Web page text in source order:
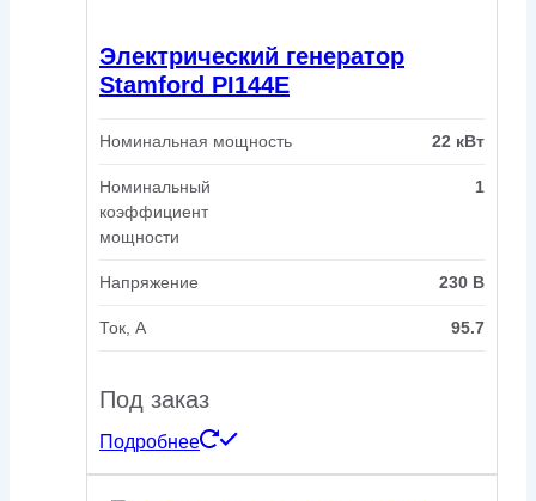
Электрический генератор
Stamford PI144E
Номинальная мощность 22 кВт
Номинальный
коэффициент
мощности
1
Напряжение 230 В
Ток, А 95.7
Под заказ
Подробнее